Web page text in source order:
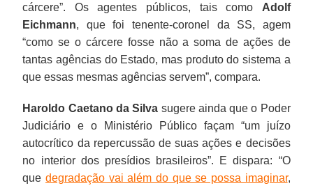
cárcere”. Os agentes públicos, tais como Adolf
Eichmann, que foi tenente-coronel da SS, agem
“como se o cárcere fosse não a soma de ações de
tantas agências do Estado, mas produto do sistema a
que essas mesmas agências servem”, compara.
Haroldo Caetano da Silva sugere ainda que o Poder
Judiciário e o Ministério Público façam “um juízo
autocrítico da repercussão de suas ações e decisões
no interior dos presídios brasileiros”. E dispara: “O
quedegradação vai além do que se possa imaginar,